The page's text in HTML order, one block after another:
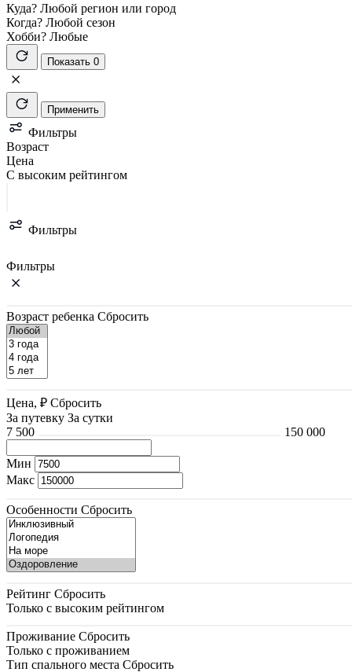
Куда? Любой регион или город
Когда? Любой сезон
Хобби? Любые
Показать 0
Применить
Фильтры
Возраст
Цена
С высоким рейтингом
Фильтры
Фильтры
Возраст ребенка Сбросить
Цена, ₽ Сбросить
За путевку За сутки
7 500
150 000
Мин
Макс
Особенности Сбросить
Рейтинг Сбросить
Только с высоким рейтингом
Проживание Сбросить
Только с проживанием
Тип спального места Сбросить